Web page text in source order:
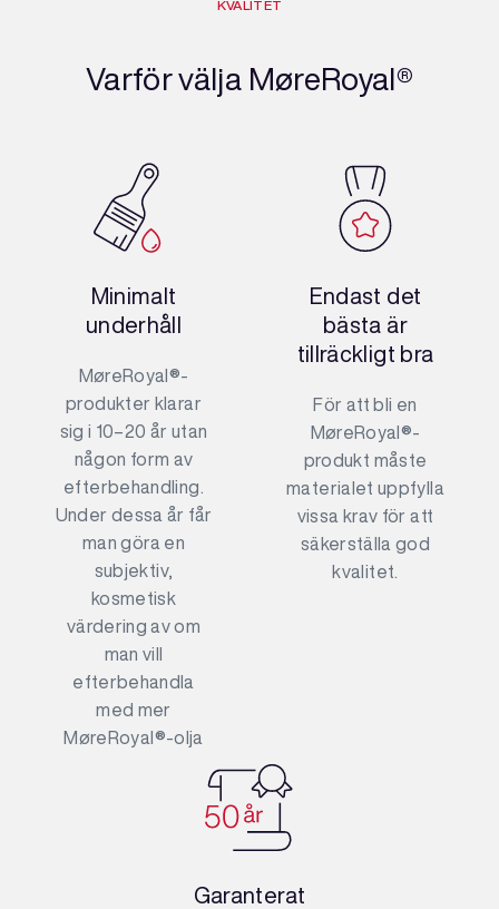
KVALITET
Varför välja MøreRoyal®
Minimalt
underhåll
MøreRoyal®-
produkter klarar
sig i 10–20 år utan
någon form av
efterbehandling.
Under dessa år får
man göra en
subjektiv,
kosmetisk
värdering av om
man vill
efterbehandla
med mer
MøreRoyal®-olja
Endast det
bästa är
tillräckligt bra
För att bli en
MøreRoyal®-
produkt måste
materialet uppfylla
vissa krav för att
säkerställa god
kvalitet.
Garanterat